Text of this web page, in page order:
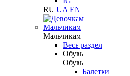
RU UA EN
Мальчикам
Мальчикам
Весь раздел
Обувь
Обувь
Балетки